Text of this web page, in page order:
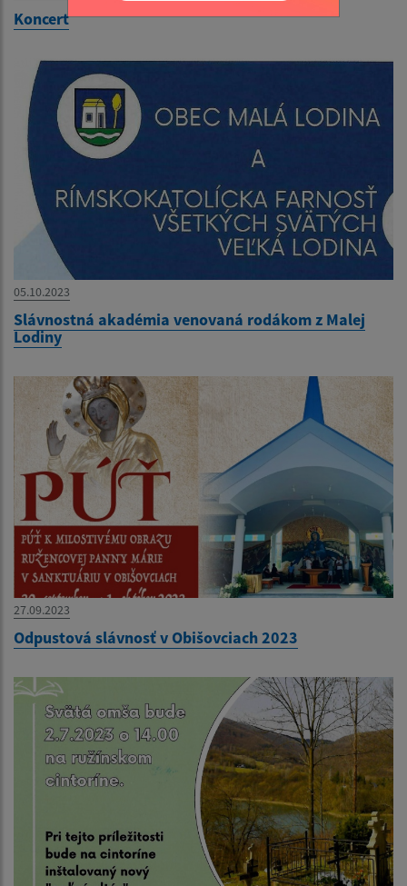
Koncert
05.10.2023
Slávnostná akadémia venovaná rodákom z Malej
Lodiny
27.09.2023
Odpustová slávnosť v Obišovciach 2023